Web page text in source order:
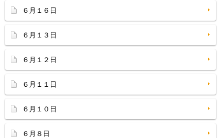
６月１６日
６月１３日
６月１２日
６月１１日
６月１０日
６月８日